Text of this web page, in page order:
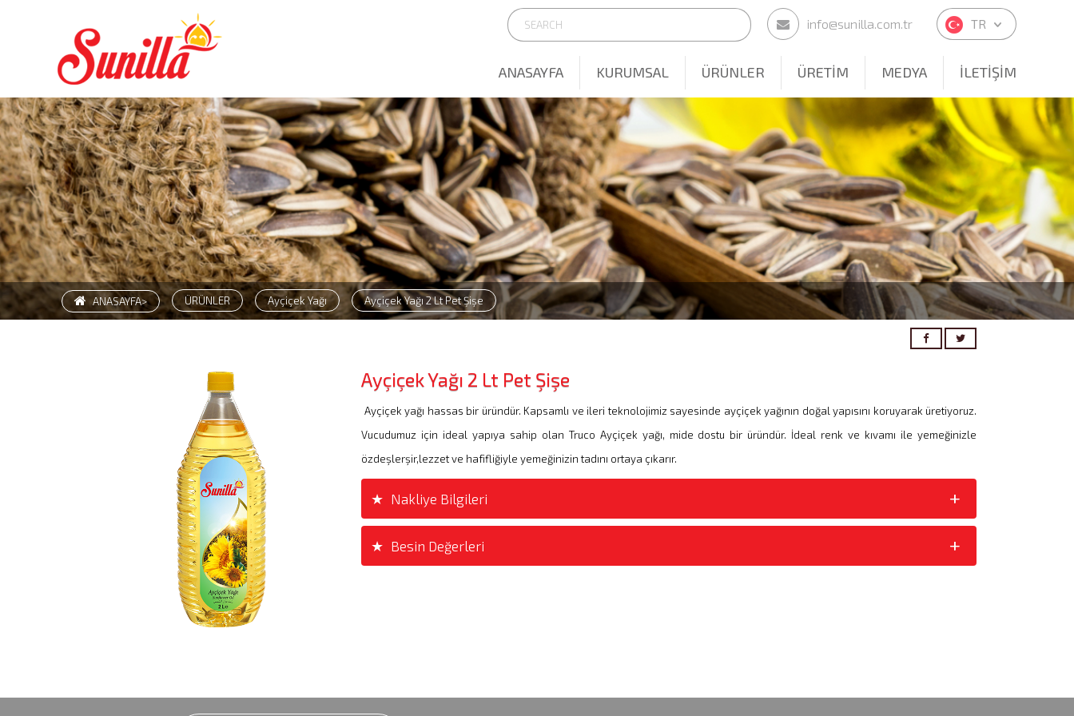
info@sunilla.com.tr TR
ANASAYFA KURUMSAL ÜRÜNLER ÜRETİM MEDYA İLETİŞİM
ANASAYFA> ÜRÜNLER Ayçiçek Yağı Ayçiçek Yağı 2 Lt Pet Şişe
Ayçiçek Yağı 2 Lt Pet Şişe
Ayçiçek yağı hassas bir üründür. Kapsamlı ve ileri teknolojimiz sayesinde ayçiçek yağının doğal yapısını koruyarak üretiyoruz.
Vucudumuz için ideal yapıya sahip olan Truco Ayçiçek yağı, mide dostu bir üründür. İdeal renk ve kıvamı ile yemeğinizle
özdeşlerşir,lezzet ve hafifliğiyle yemeğinizin tadını ortaya çıkarır.
Nakliye Bilgileri +
+
Besin Değerleri +
+